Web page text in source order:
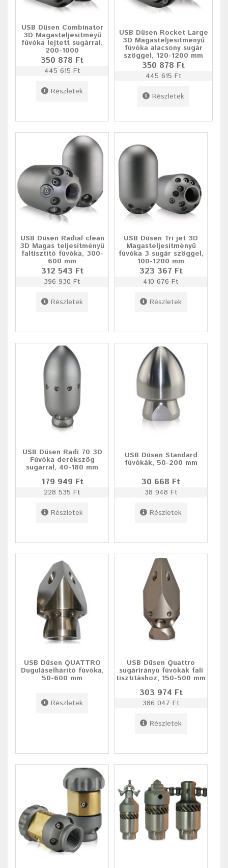
USB Düsen Combinator
3D Magasteljesítméyű
fúvóka lejtett sugárral,
200-1000
350 878 Ft
445 615 Ft
Részletek
USB Düsen Rocket Large
3D Magasteljesítményű
fúvóka alacsony sugár
szöggel, 120-1200 mm
350 878 Ft
445 615 Ft
Részletek
USB Düsen Radial clean
3D Magas teljesítményű
faltisztító fúvóka, 300-
600 mm
312 543 Ft
396 930 Ft
Részletek
USB Düsen Tri jet 3D
Magasteljesítményű
fúvóka 3 sugár szöggel,
100-1200 mm
323 367 Ft
410 676 Ft
Részletek
USB Düsen Radi 70 3D
Fúvóka derékszög
sugárral, 40-180 mm
179 949 Ft
228 535 Ft
Részletek
USB Düsen Standard
fúvókák, 50-200 mm
30 668 Ft
38 948 Ft
Részletek
USB Düsen QUATTRO
Duguláselhárító fúvóka,
50-600 mm
Részletek
USB Düsen Quattro
sugárirányú fúvókák fali
tisztításhoz, 150-500 mm
303 974 Ft
386 047 Ft
Részletek